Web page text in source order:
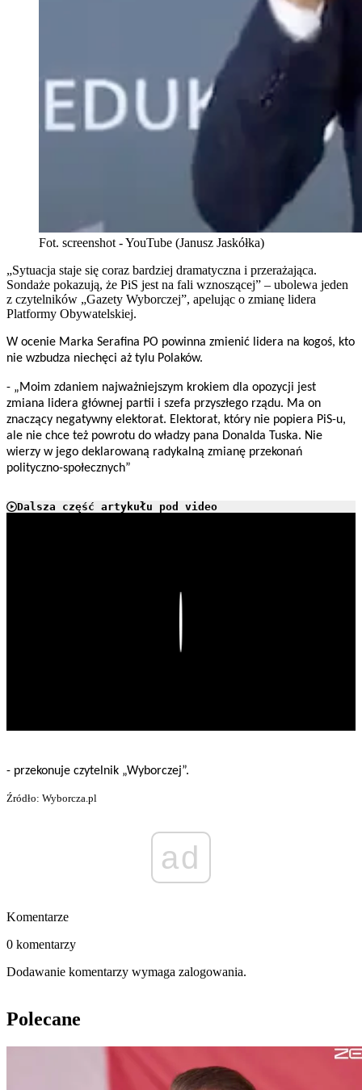
Fot. screenshot - YouTube (Janusz Jaskółka)
„Sytuacja staje się coraz bardziej dramatyczna i przerażająca.
Sondaże pokazują, że PiS jest na fali wznoszącej” – ubolewa jeden
z czytelników „Gazety Wyborczej”, apelując o zmianę lidera
Platformy Obywatelskiej.
W ocenie Marka Serafina PO powinna zmienić lidera na kogoś, kto
nie wzbudza niechęci aż tylu Polaków.
- „Moim zdaniem najważniejszym krokiem dla opozycji jest
zmiana lidera głównej partii i szefa przyszłego rządu. Ma on
znaczący negatywny elektorat. Elektorat, który nie popiera PiS-u,
ale nie chce też powrotu do władzy pana Donalda Tuska. Nie
wierzy w jego deklarowaną radykalną zmianę przekonań
polityczno-społecznych”
Dalsza część artykułu pod video
- przekonuje czytelnik „Wyborczej”.
Źródło: Wyborcza.pl
ad
Komentarze
0 komentarzy
Dodawanie komentarzy wymaga zalogowania.
Polecane